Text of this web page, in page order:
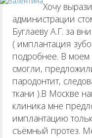
Хочу
администрации
Буглаеву А.Г. за
( имплантация
подробнее. В
смогли,
пародонтит,
ткани ).В Москве
клиника мне
имплантацию
съёмный протез.